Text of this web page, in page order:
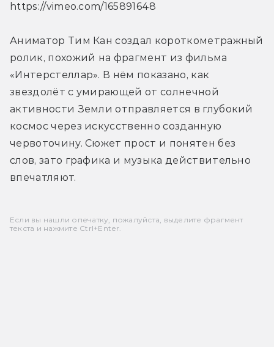
https://vimeo.com/165891648
Аниматор Тим Кан создал короткометражный
ролик, похожий на фрагмент из фильма
«Интерстеллар». В нём показано, как
звездолёт с умирающей от солнечной
активности Земли отправляется в глубокий
космос через искусственно созданную
червоточину. Сюжет прост и понятен без
слов, зато графика и музыка действительно
впечатляют.
Если вы нашли опечатку, пожалуйста, выделите фрагмент
текста и нажмите Ctrl+Enter.